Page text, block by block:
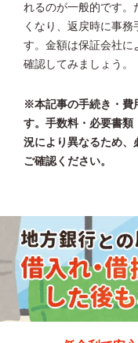
れるのが一般的です。
くなり、返戻時に事
す。金額は保証会社に
確認してみましょう。
※本記事の手続き・費
す。手数料・必要書類
況により異なるため、
ご確認ください。